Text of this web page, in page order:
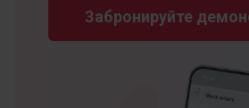
Забронируйте